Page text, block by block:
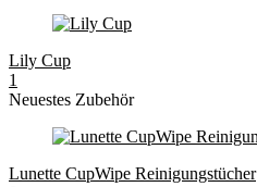
Lily Cup
1
Neuestes Zubehör
Lunette CupWipe Reinigungstücher